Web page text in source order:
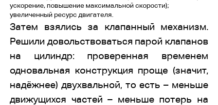
ускорение, повышение максимальной скорости);
увеличенный ресурс двигателя.
Затем взялись за клапанный механизм.
Решили довольствоваться парой клапанов
на цилиндр: проверенная временем
одновальная конструкция проще (значит,
надёжнее) двухвальной, то есть – меньше
движущихся частей – меньше потерь на